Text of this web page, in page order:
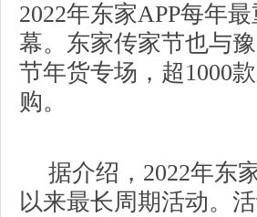
2022年东家APP每年
幕。东家传家节也与
节年货专场，超1000
购。
据介绍，2022年东
以来最长周期活动。